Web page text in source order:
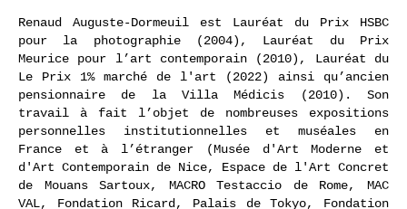
programmatique.
Renaud Auguste-Dormeuil est Lauréat du Prix HSBC
pour la photographie (2004), Lauréat du Prix
Meurice pour l’art contemporain (2010), Lauréat du
Le Prix 1% marché de l'art (2022) ainsi qu’ancien
pensionnaire de la Villa Médicis (2010). Son
travail à fait l’objet de nombreuses expositions
personnelles institutionnelles et muséales en
France et à l’étranger (Musée d'Art Moderne et
d'Art Contemporain de Nice, Espace de l'Art Concret